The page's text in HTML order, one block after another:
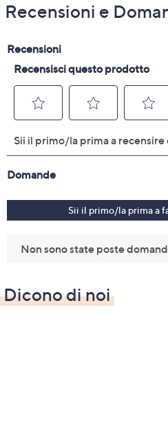
Recensioni e
Dicono di noi